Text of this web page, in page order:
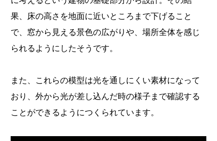
果、床の高さを地面に近いところまで下げること
で、窓から見える景色の広がりや、場所全体を感じ
られるようにしたそうです。
また、これらの模型は光を通しにくい素材になって
おり、外から光が差し込んだ時の様子まで確認する
ことができるようにつくられています。